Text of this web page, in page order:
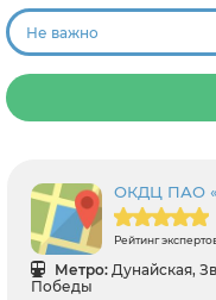
ОКДЦ ПАО
Рейтинг
Метро: Дунайская,
Победы